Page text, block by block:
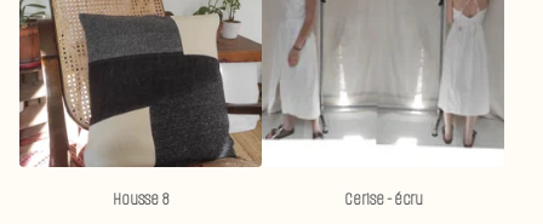
Housse 8 Cerise - écru